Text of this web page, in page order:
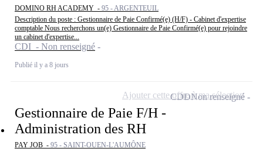
DOMINO RH ACADEMY - 95 - ARGENTEUIL
Description du poste : Gestionnaire de Paie Confirmé(e) (H/F) - Cabinet d'expertise
comptable Nous recherchons un(e) Gestionnaire de Paie Confirmé(e) pour rejoindre
un cabinet d'expertise...
CDI - Non renseigné
Publié il y a 8 jours
Gestionnaire de Paie F/H -
Administration des RH
PAY JOB - 95 - SAINT-OUEN-L'AUMÔNE
CDDNon renseigné
Ajouter cette offre à ma sélection